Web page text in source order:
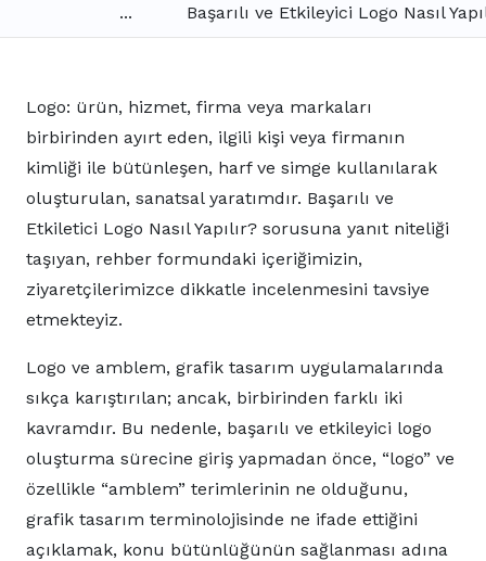
... Başarılı ve Etkileyici Logo Nasıl
Logo: ürün, hizmet, firma veya markaları
birbirinden ayırt eden, ilgili kişi veya firmanın
kimliği ile bütünleşen, harf ve simge kullanılarak
oluşturulan, sanatsal yaratımdır. Başarılı ve
Etkiletici Logo Nasıl Yapılır? sorusuna yanıt niteliği
taşıyan, rehber formundaki içeriğimizin,
ziyaretçilerimizce dikkatle incelenmesini tavsiye
etmekteyiz.
Logo ve amblem, grafik tasarım uygulamalarında
sıkça karıştırılan; ancak, birbirinden farklı iki
kavramdır. Bu nedenle, başarılı ve etkileyici logo
oluşturma sürecine giriş yapmadan önce, “logo” ve
özellikle “amblem” terimlerinin ne olduğunu,
grafik tasarım terminolojisinde ne ifade ettiğini
açıklamak, konu bütünlüğünün sağlanması adına